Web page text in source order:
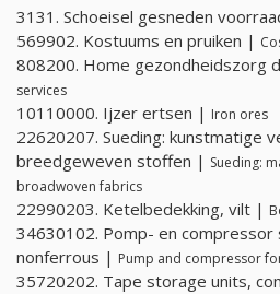
3131. Schoeisel gesneden
569902. Kostuums en pruiken |
808200. Home gezondheidszorg
services
10110000. Ijzer ertsen | Iron ores
22620207. Sueding: kunstmatige
breedgeweven stoffen | Sueding:
broadwoven fabrics
22990203. Ketelbedekking, vilt |
34630102. Pomp- en compressor
nonferrous | Pump and compressor
35720202. Tape storage units,